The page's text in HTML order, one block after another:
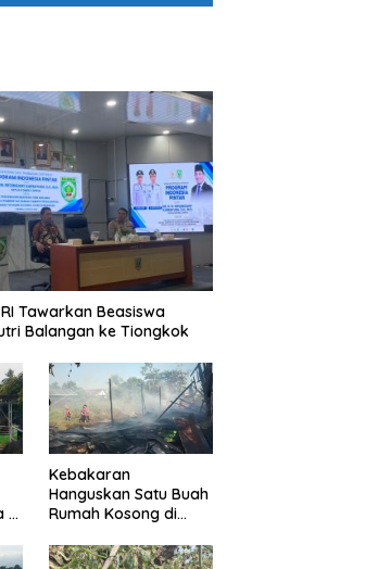
Tinjau
Stay Casino login bonus guide:
Canadian welcome offers &
wagering requirements
Tawarkan Beasiswa
Balangan ke Tiongkok
di
Kebakaran
Hanguskan Satu Buah
Rumah Kosong di